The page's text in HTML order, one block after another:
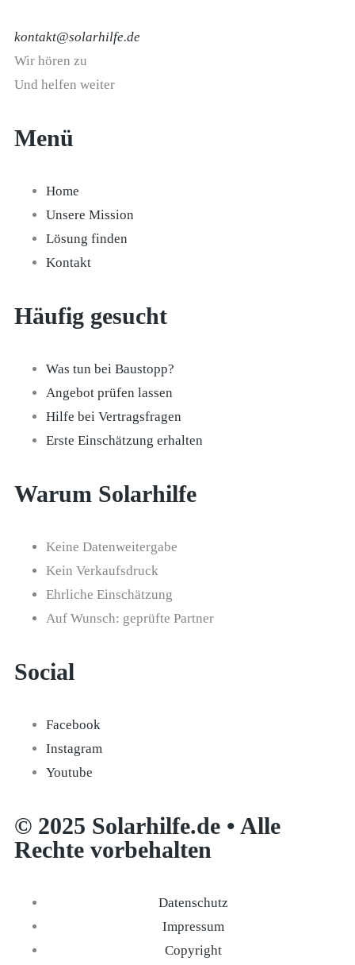
kontakt@solarhilfe.de
Wir hören zu
Und helfen weiter
Menü
Home
Unsere Mission
Lösung finden
Kontakt
Häufig gesucht
Was tun bei Baustopp?
Angebot prüfen lassen
Hilfe bei Vertragsfragen
Erste Einschätzung erhalten
Warum Solarhilfe
Keine Datenweitergabe
Kein Verkaufsdruck
Ehrliche Einschätzung
Auf Wunsch: geprüfte Partner
Social
Facebook
Instagram
Youtube
© 2025 Solarhilfe.de • Alle
Rechte vorbehalten
Datenschutz
Impressum
Copyright